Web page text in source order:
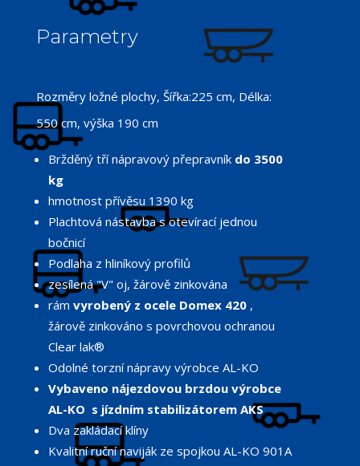
Parametry
Rozměry ložné plochy, Šířka:225 cm, Délka:
550 cm, výška 190 cm
Bržděný tří nápravový přepravník do 3500
kg
hmotnost přívěsu 1390 kg
Plachtová nástavba s otevírací jednou
bočnicí
Podlaha z hliníkový profilů
zesílená "V" oj, žárově zinkována
rám vyrobený z ocele Domex 420,
žárově zinkováno s povrchovou ochranou
Clear lak®
Odolné torzní nápravy výrobce AL-KO
Vybaveno nájezdovou brzdou výrobce
AL-KO s jízdním stabilizátorem AKS
Dva zakládací klíny
Kvalitní ruční naviják ze spojkou AL-KO 901A